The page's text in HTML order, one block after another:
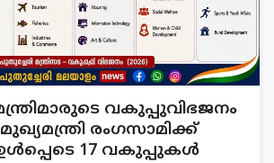
വകുപ്പുവിഭജനം
മുഖ്യമന്ത്രി രംഗസാമിക്ക്
17 വകുപ്പുകൾ